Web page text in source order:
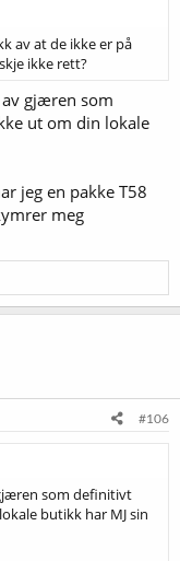
av at de ikke er på
ikke rett?
gjæren som
ut om din lokale
jeg en pakke T58
meg
#106
som definitivt
butikk har MJ sin